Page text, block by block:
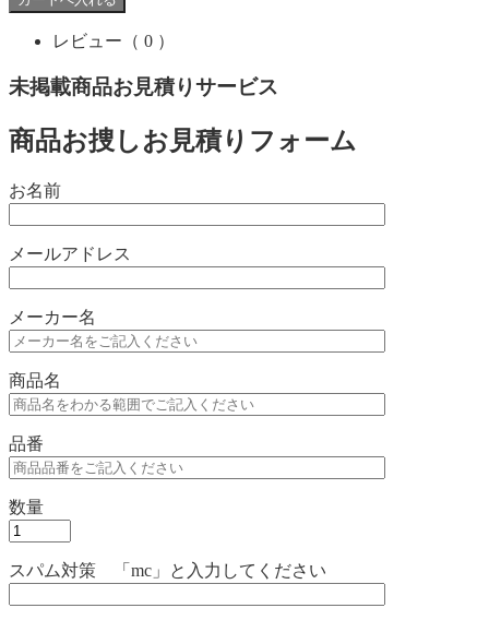
レビュー （ 0 ）
未掲載商品お見積りサービス
商品お捜しお見積りフォーム
お名前
メールアドレス
メーカー名
商品名
品番
数量
スパム対策 「mc」と入力してください